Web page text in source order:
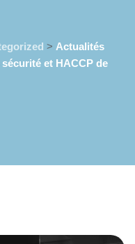
> Actualités
et HACCP de